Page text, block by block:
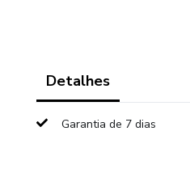
Detalhes
Garantia de 7 dias